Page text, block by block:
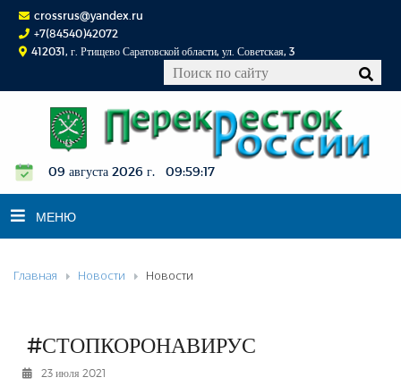
crossrus@yandex.ru
+7(84540)42072
412031, г. Ртищево Саратовской области, ул. Советская, 3
09 августа 2026 г. 09:59:18
МЕНЮ
НОВОСТИ
К СВЕДЕНИЮ
Главная Новости Новости
#СТОПКОРОНАВИРУС
23 июля 2021